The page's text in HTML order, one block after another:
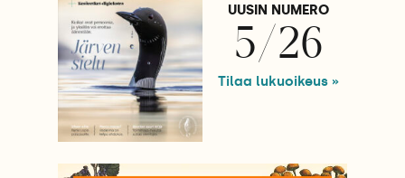
UUSIN NUMERO
5/26
Tilaa lukuoikeus »